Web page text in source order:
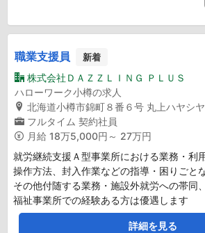
職業支援員 新着
株式会社ＤＡＺＺＬＩＮＧ ＰＬＵＳ
ハローワーク小樽の求人
北海道小樽市錦町８番６号 丸上ハヤシ
フルタイム 契約社員
月給 18万5,000円～ 27万円
就労継続支援Ａ型事業所における業務・利
操作方法、封入作業などの指導・困りごと
その他付随する業務・施設外就労への帯同
福祉事業所での経験ある方は優遇します
詳細を見る